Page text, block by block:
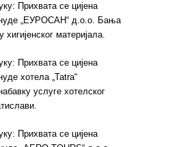
Прихвата се цијена
„ЕУРОСАН“ д.о.о. Бања
хигијенског материјала.
Прихвата се цијена
хотела „Tatra“
услуге хотелског
Прихвата се цијена